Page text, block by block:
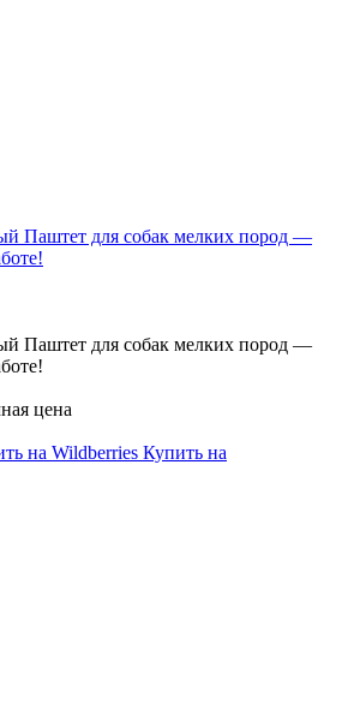
Паштет для собак мелких пород —
Паштет для собак мелких пород —
цена
на Wildberries Купить на